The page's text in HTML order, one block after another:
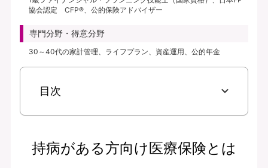
協会認定 CFP®、公的保険アドバイザー
専門分野・得意分野
30～40代の家計管理、ライフプラン、資産運用、公的年金
目次
持病がある方向け医療保険とは